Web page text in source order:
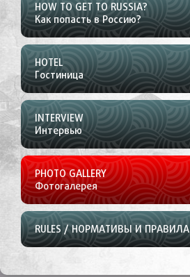
HOW TO GET TO RUSSIA?
Как попасть в Россию?
HOTEL
Гостиница
INTERVIEW
Интервью
PHOTO GALLERY
Фотогалерея
RULES / НОРМАТИВЫ И ПРАВИЛА